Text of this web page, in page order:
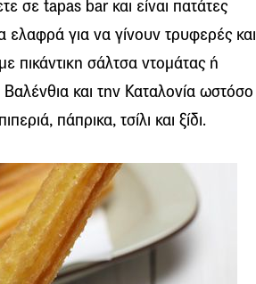
σε tapas bar και είναι πατάτες
για να γίνουν τρυφερές και
πικάντικη σάλτσα ντομάτας ή
και την Καταλονία ωστόσο
πάπρικα, τσίλι και ξίδι.